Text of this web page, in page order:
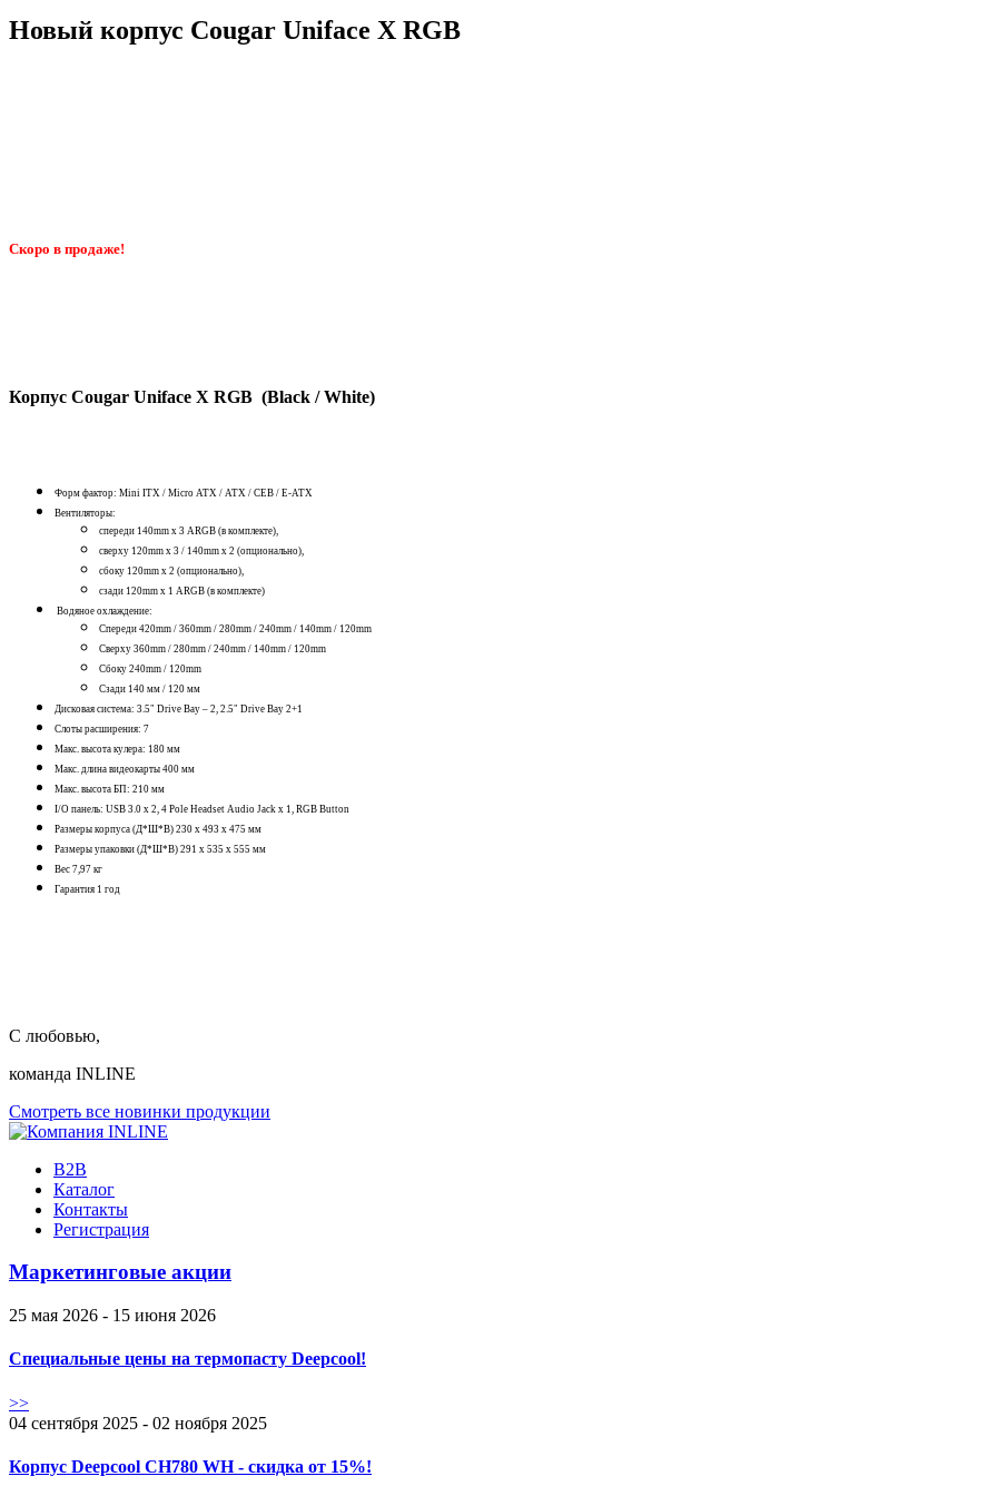
Новый корпус Cougar Uniface X RGB
Скоро в продаже!
Корпус Cougar Uniface X RGB (Black / White)
Форм фактор: Mini ITX / Micro ATX / ATX / CEB / E-ATX
Вентиляторы:
спереди 140mm x 3 ARGB (в комплекте),
сверху 120mm x 3 / 140mm x 2 (опционально),
сбоку 120mm x 2 (опционально),
сзади 120mm x 1 ARGB (в комплекте)
Водяное охлаждение:
Спереди 420mm / 360mm / 280mm / 240mm / 140mm / 120mm
Сверху 360mm / 280mm / 240mm / 140mm / 120mm
Сбоку 240mm / 120mm
Сзади 140 мм / 120 мм
Дисковая система: 3.5" Drive Bay – 2, 2.5" Drive Bay 2+1
Слоты расширения: 7
Макс. высота кулера: 180 мм
Макс. длина видеокарты 400 мм
Макс. высота БП: 210 мм
I/O панель: USB 3.0 x 2, 4 Pole Headset Audio Jack x 1, RGB Button
Размеры корпуса (Д*Ш*В) 230 x 493 x 475 мм
Размеры упаковки (Д*Ш*В) 291 x 535 x 555 мм
Вес 7,97 кг
Гарантия 1 год
С любовью,
команда INLINE
Смотреть все новинки продукции
B2B
Каталог
Контакты
Регистрация
Маркетинговые акции
25 мая 2026 - 15 июня 2026
Специальные цены на термопасту Deepcool!
>>
04 сентября 2025 - 02 ноября 2025
Корпус Deepcool CH780 WH - скидка от 15%!